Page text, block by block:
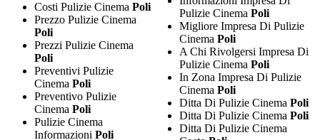
Costi Pulizie Cinema Poli
Prezzo Pulizie Cinema
Poli
Prezzi Pulizie Cinema
Poli
Preventivi Pulizie
Cinema Poli
Preventivo Pulizie
Cinema Poli
Pulizie Cinema
Informazioni Poli
Pulizie CinemaPoli
Migliore Impresa Di Pulizie
CinemaPoli
A Chi Rivolgersi Impresa Di
Pulizie CinemaPoli
In Zona Impresa Di Pulizie
CinemaPoli
Ditta Di Pulizie CinemaPoli
Ditta Di Pulizie CinemaPoli
Ditta Di Pulizie Cinema